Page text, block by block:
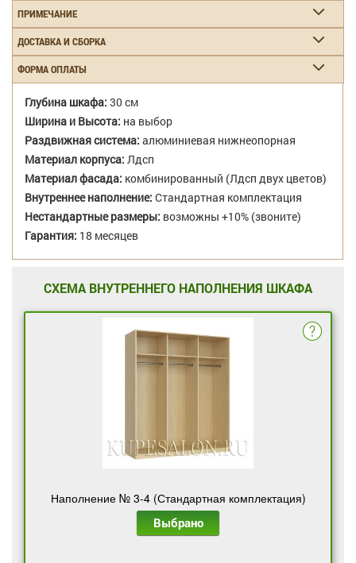
ПРИМЕЧАНИЕ
ДОСТАВКА И СБОРКА
ФОРМА ОПЛАТЫ
Глубина шкафа: 30 см
Ширина и Высота: на выбор
Раздвижная система: алюминиевая нижнеопорная
Материал корпуса: Лдсп
Материал фасада: комбинированный (Лдсп двух цветов)
Внутреннее наполнение: Стандартная комплектация
Нестандартные размеры: возможны +10% (звоните)
Гарантия: 18 месяцев
СХЕМА ВНУТРЕННЕГО НАПОЛНЕНИЯ ШКАФА
Наполнение № 3-4 (Стандартная комплектация)
Выбрано